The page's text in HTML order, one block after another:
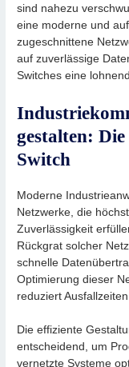
sind nahezu
eine moderne und
zugeschnittene
auf zuverlässige
Switches eine
gestalten:
Switch
Moderne
Netzwerke, die
Zuverlässigkeit
Rückgrat solcher
schnelle
Optimierung dieser
reduziert
Die effiziente
entscheidend, um
vernetzte Systeme